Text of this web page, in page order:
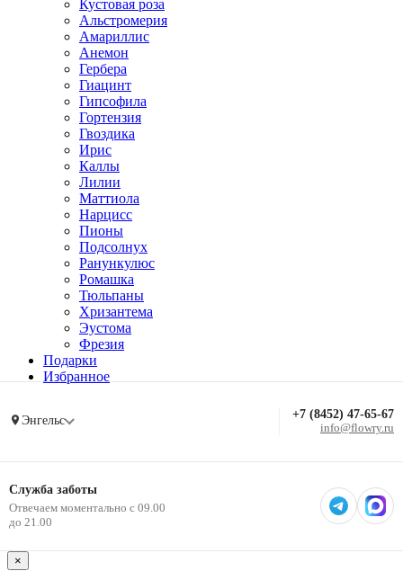
Кустовая роза
Альстромерия
Амариллис
Анемон
Гербера
Гиацинт
Гипсофила
Гортензия
Гвоздика
Ирис
Каллы
Лилии
Маттиола
Нарцисс
Пионы
Подсолнух
Ранункулюс
Ромашка
Тюльпаны
Хризантема
Эустома
Фрезия
Подарки
Избранное
Энгельс +7 (8452) 47-65-67
info@flowry.ru
Служба заботы
Отвечаем моментально с 09.00
до 21.00
×